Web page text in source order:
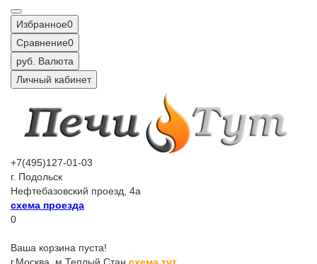
Избранное0
Сравнение0
руб. Валюта
Личный кабинет
+7(495)127-01-03
г. Подольск
Нефтебазовский проезд, 4а
схема проезда
0
Ваша корзина пуста!